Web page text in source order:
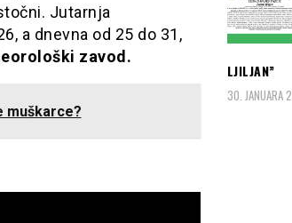
Jutarnja
a dnevna od 25 do 31,
zavod.
muškarce?
LJILJAN”
30. JANUARA